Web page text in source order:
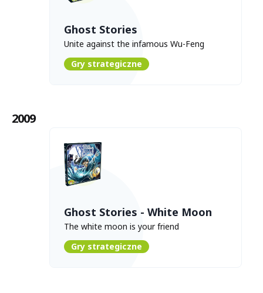
Ghost Stories
Unite against the infamous Wu-Feng
Gry strategiczne
2009
Ghost Stories - White Moon
The white moon is your friend
Gry strategiczne